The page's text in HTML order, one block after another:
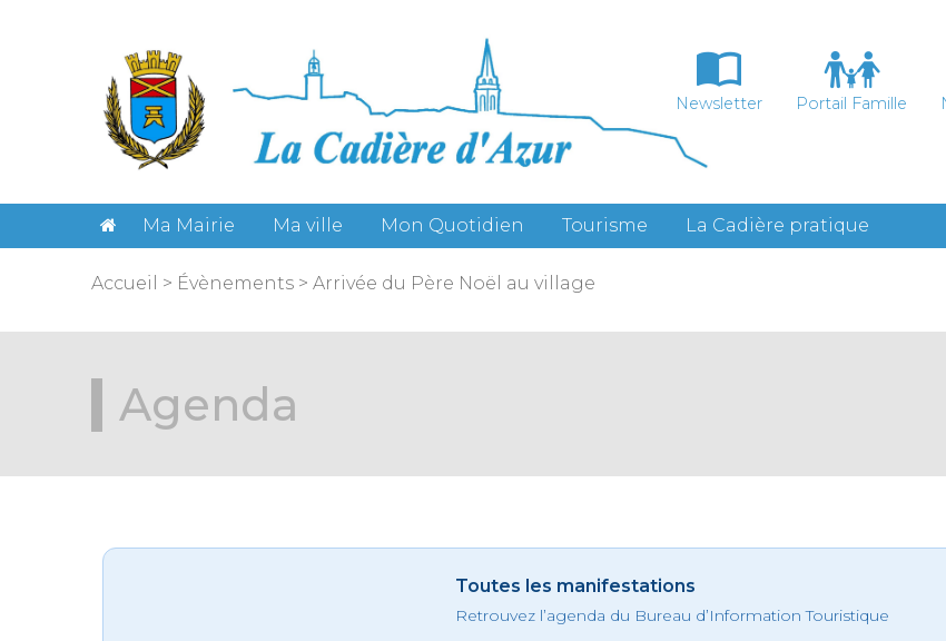
Newsletter Portail Famille
Ma Mairie Ma ville Mon Quotidien Tourisme La Cadière pratique
Accueil > Évènements > Arrivée du Père Noël au village
Agenda
Toutes les manifestations
Retrouvez l’agenda du Bureau d’Information Touristique